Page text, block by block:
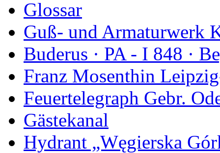
Glossar
Guß- und Armaturwerk
Buderus · PA - I 848 ·
Franz Mosenthin
Feuertelegraph Gebr.
Gästekanal
Hydrant „Węgierska